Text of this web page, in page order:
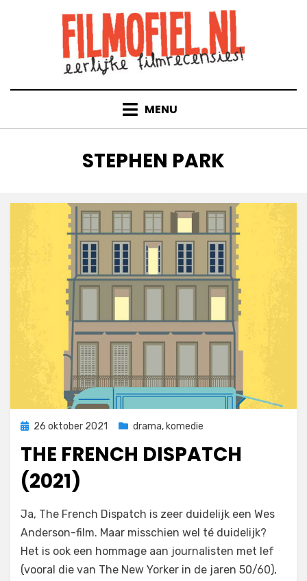
MENU
TAG
:
STEPHEN PARK
Geplaatst
26 oktober 2021 drama, komedie
THE FRENCH DISPATCH
(2021)
door Filmofiel.nl
Ja, The French Dispatch is zeer duidelijk een Wes
Anderson-film. Maar misschien wel té duidelijk?
Het is ook een hommage aan journalisten met lef
(vooral die van The New Yorker in de jaren 50/60),